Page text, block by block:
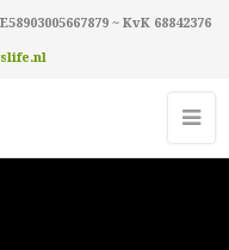
~ KvK 68842376